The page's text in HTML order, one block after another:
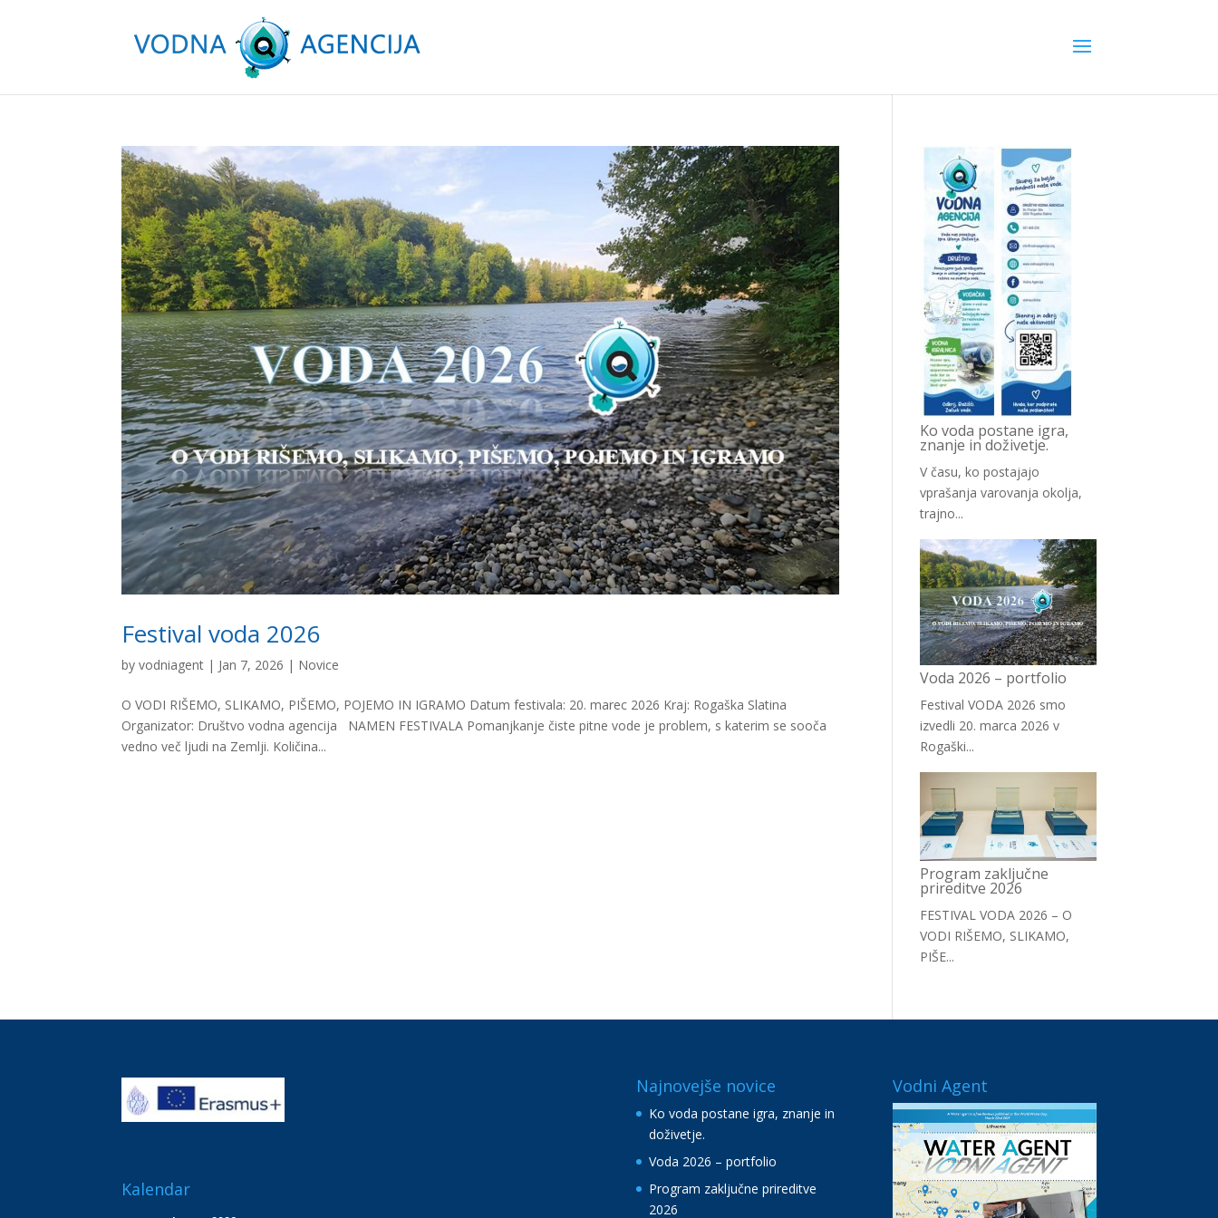
Festival voda 2026
byvodniagent | Jan 7, 2026 | Novice
O VODI RIŠEMO, SLIKAMO, PIŠEMO, POJEMO IN IGRAMO Datum festivala: 20. marec 2026 Kraj: Rogaška Slatina
Organizator: Društvo vodna agencija NAMEN FESTIVALA Pomanjkanje čiste pitne vode je problem, s katerim se sooča
vedno več ljudi na Zemlji. Količina...
Ko voda postane igra,
znanje in doživetje.
V času, ko postajajo
vprašanja varovanja okolja,
trajno...
Voda 2026 – portfolio
Festival VODA 2026 smo
izvedli 20. marca 2026 v
Rogaški...
Program zaključne
prireditve 2026
FESTIVAL VODA 2026 – O
VODI RIŠEMO, SLIKAMO,
PIŠE...
Kalendar
Najnovejše novice
Ko voda postane igra, znanje in
doživetje.
Voda 2026 – portfolio
Program zaključne prireditve
2026
Vodni Agent